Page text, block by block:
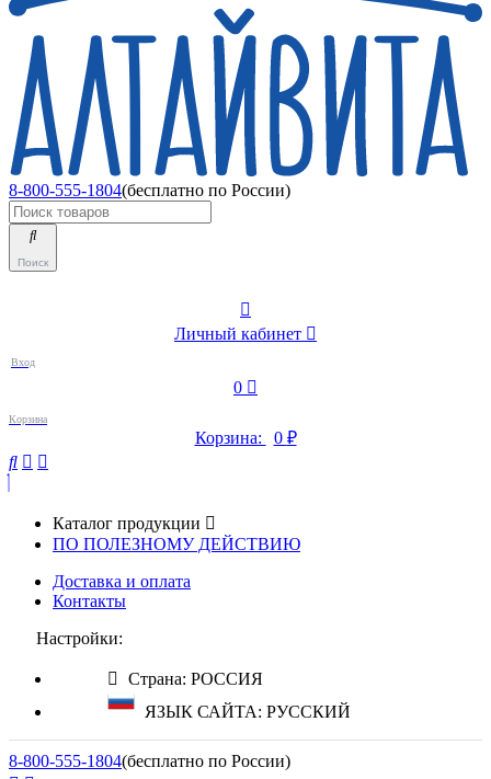
8-800-555-1804(бесплатно по России)
Поиск
Личный кабинет
Вход
0
Корзина
Корзина: 0 ₽
Каталог продукции
ПО ПОЛЕЗНОМУ ДЕЙСТВИЮ
Доставка и оплата
Контакты
Настройки:
Страна: РОССИЯ
ЯЗЫК САЙТА: РУССКИЙ
8-800-555-1804(бесплатно по России)